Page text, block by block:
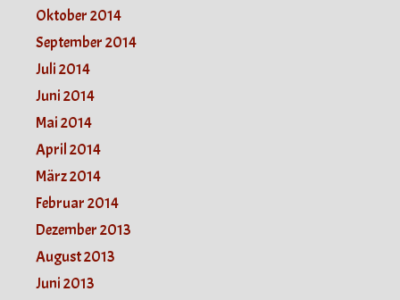
Oktober 2014
September 2014
Juli 2014
Juni 2014
Mai 2014
April 2014
März 2014
Februar 2014
Dezember 2013
August 2013
Juni 2013